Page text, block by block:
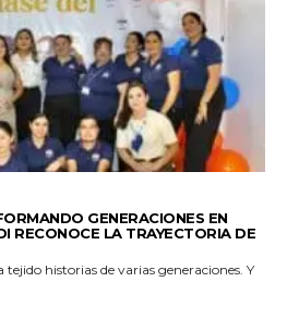
GENERACIONES EN
RECONOCE LA TRAYECTORIA DE
historias de varias generaciones. Y